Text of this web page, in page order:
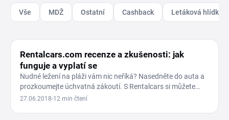
Vše MDŽ Ostatní Cashback Letáková hlídka
Rentalcars.com recenze a zkušenosti: jak
funguje a vyplatí se
Nudné ležení na pláži vám nic neříká? Nasedněte do auta a
prozkoumejte úchvatná zákoutí. S Rentalcars si můžete…
27.06.2018 12 min čtení